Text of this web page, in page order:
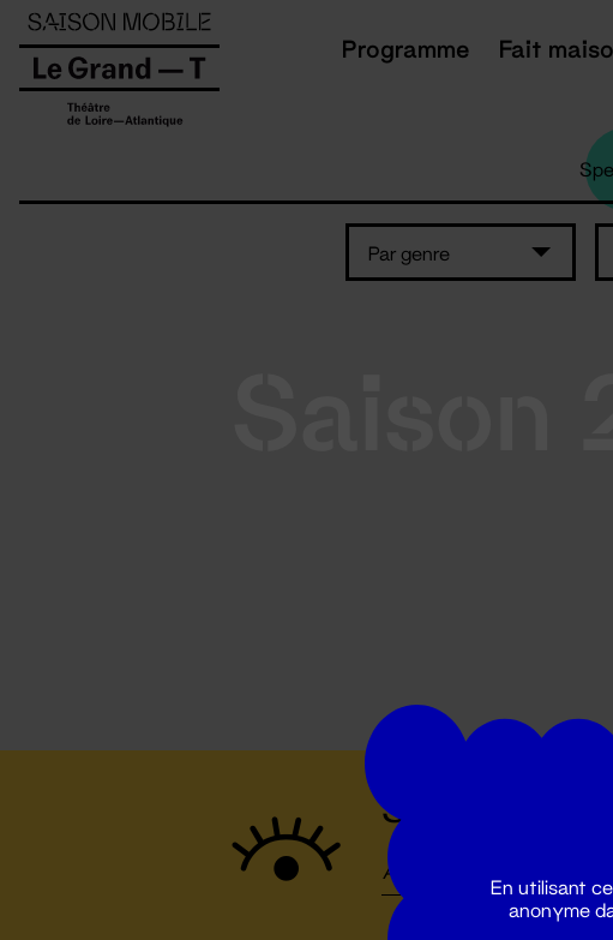
Programme Fait
Par genre
Suivez
Panneau de gestion des cookies
En utilisant
anonyme